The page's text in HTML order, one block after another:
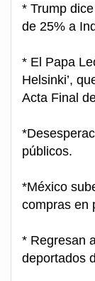
* Trump
de 25% a
* El Papa
Helsinki’,
Acta Final
públicos.
*México
compras en
* Regresan
deportados